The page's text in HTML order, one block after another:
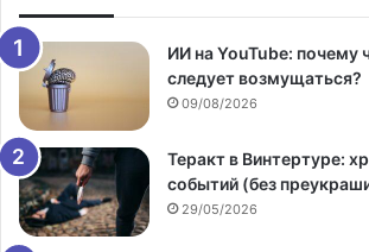
ИИ на YouTube: почему
следует возмущаться?
09/08/2026
Теракт в Винтертуре:
событий (без
29/05/2026